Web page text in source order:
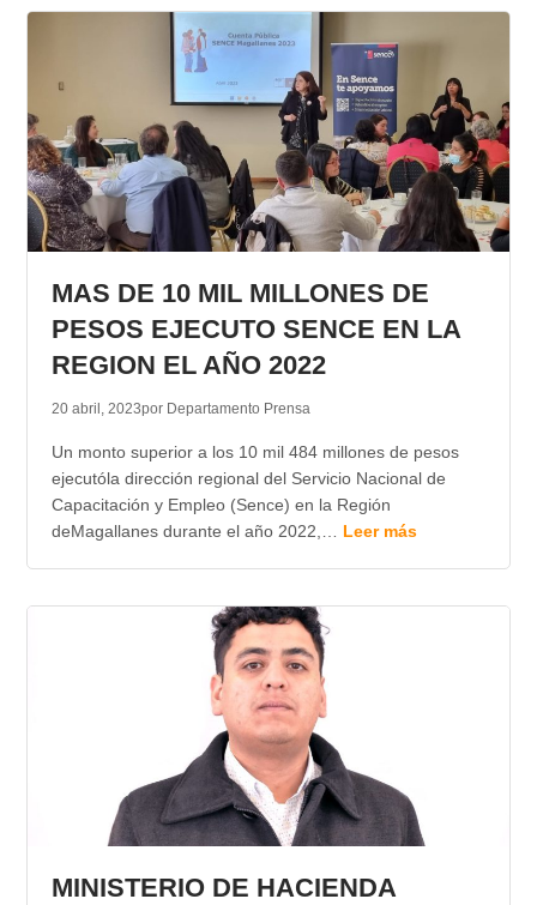
MAS DE 10 MIL MILLONES DE
PESOS EJECUTO SENCE EN LA
REGION EL AÑO 2022
20 abril, 2023por Departamento Prensa
Un monto superior a los 10 mil 484 millones de pesos
ejecutóla dirección regional del Servicio Nacional de
Capacitación y Empleo (Sence) en la Región
deMagallanes durante el año 2022,… Leer más
MINISTERIO DE HACIENDA